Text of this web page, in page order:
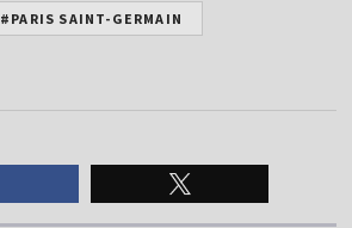
#PARIS SAINT-GERMAIN